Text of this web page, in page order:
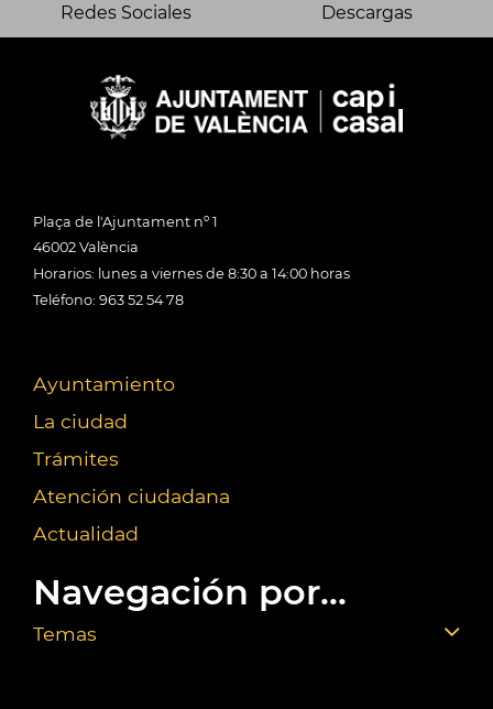
Redes Sociales Descargas
Plaça de l'Ajuntament nº 1
46002 València
Horarios: lunes a viernes de 8:30 a 14:00 horas
Teléfono: 963 52 54 78
Ayuntamiento
La ciudad
Trámites
Atención ciudadana
Actualidad
Navegación por...
Temas